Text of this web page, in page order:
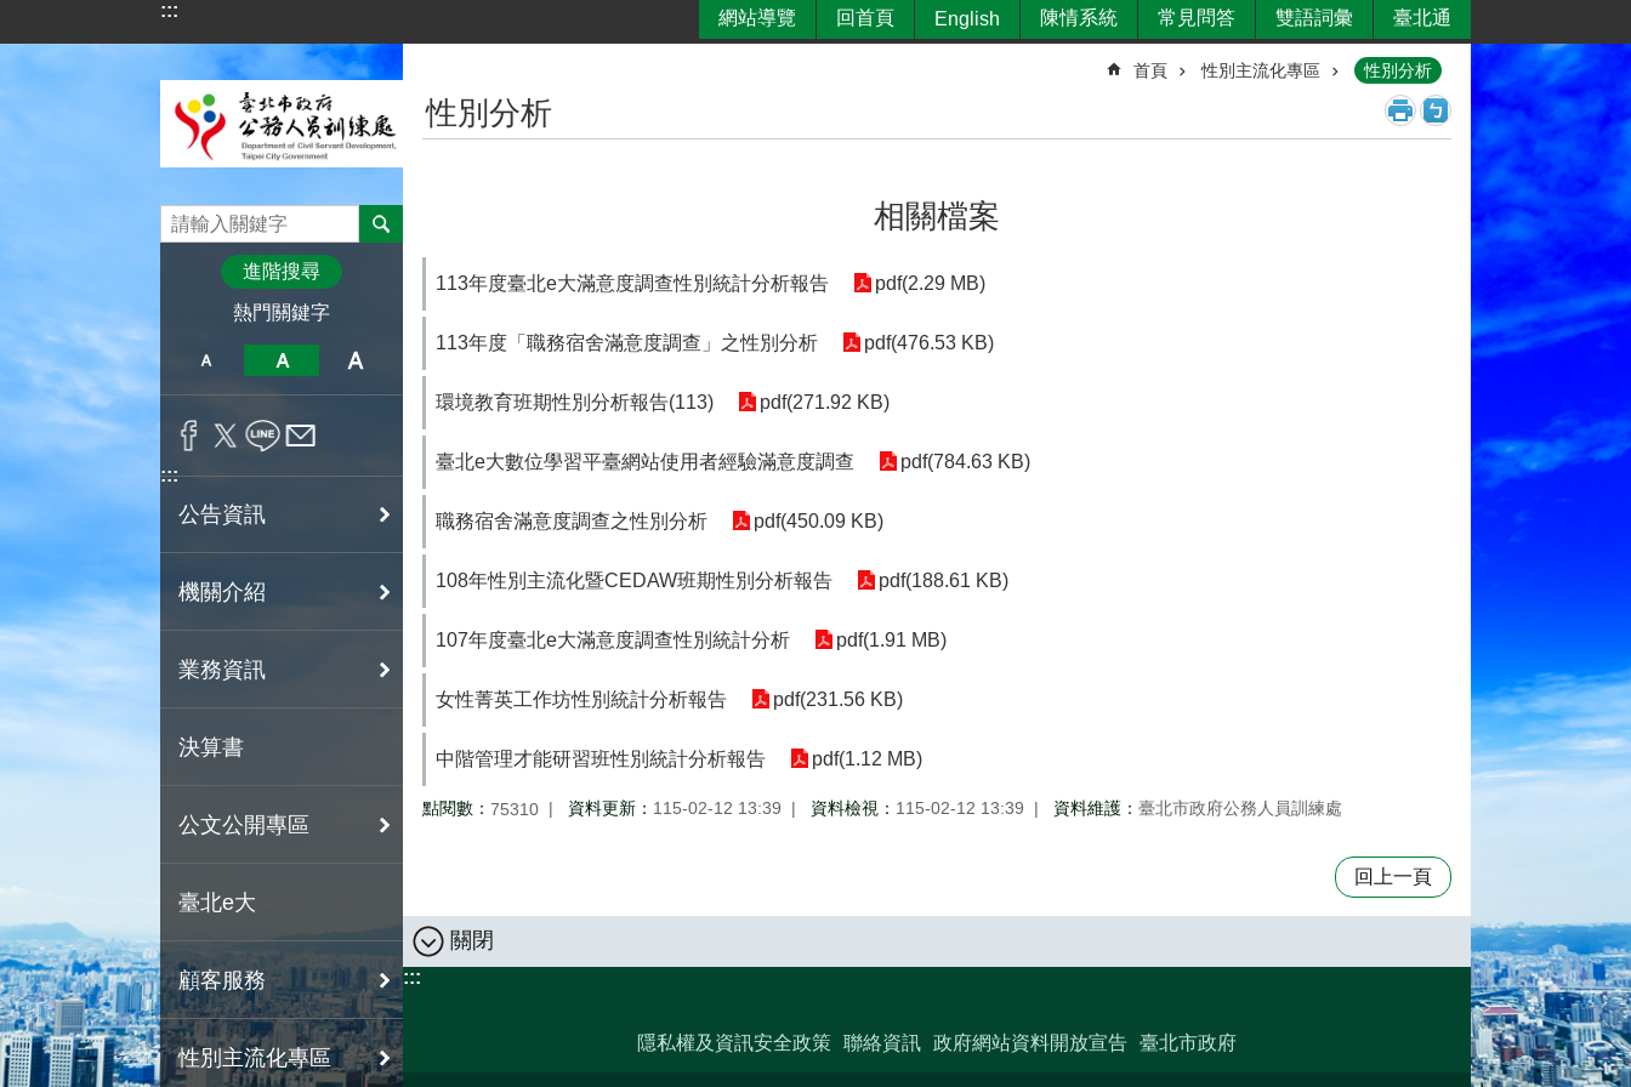
跳到主要內容區塊
::: 網站導覽 回首頁 English 陳情系統 常見問答 雙語詞彙 臺北通
進階搜尋
熱門關鍵字
:::
公告資訊
機關介紹
業務資訊
決算書
公文公開專區
臺北e大
顧客服務
性別主流化專區
首頁 性別主流化專區 性別分析
性別分析
相關檔案
113年度臺北e大滿意度調查性別統計分析報告 pdf(2.29 MB)
113年度「職務宿舍滿意度調查」之性別分析 pdf(476.53 KB)
環境教育班期性別分析報告(113) pdf(271.92 KB)
臺北e大數位學習平臺網站使用者經驗滿意度調查 pdf(784.63 KB)
職務宿舍滿意度調查之性別分析 pdf(450.09 KB)
108年性別主流化暨CEDAW班期性別分析報告 pdf(188.61 KB)
107年度臺北e大滿意度調查性別統計分析 pdf(1.91 MB)
女性菁英工作坊性別統計分析報告 pdf(231.56 KB)
中階管理才能研習班性別統計分析報告 pdf(1.12 MB)
點閱數： 75310 資料更新： 115-02-12 13:39 資料檢視： 115-02-12 13:39 資料維護： 臺北市政府公務人員訓練處
回上一頁
關閉
:::
隱私權及資訊安全政策 聯絡資訊 政府網站資料開放宣告 臺北市政府